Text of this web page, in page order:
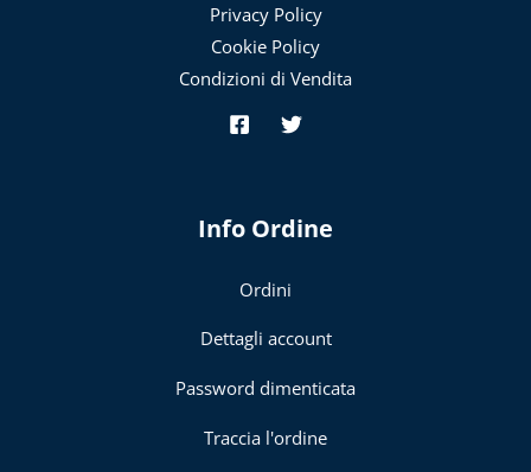
Privacy Policy
Cookie Policy
Condizioni di Vendita
Info Ordine
Ordini
Dettagli account
Password dimenticata
Traccia l'ordine